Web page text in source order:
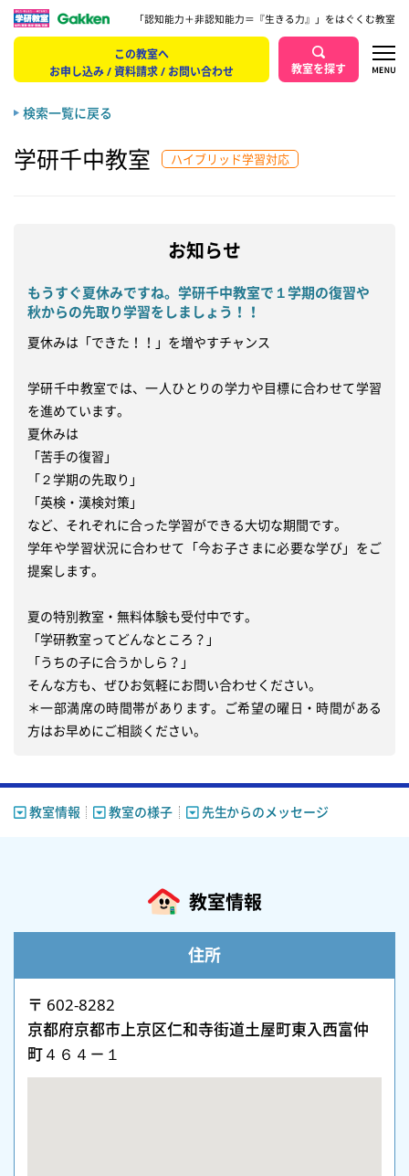
「認知能力＋非認知能力＝『生きる力』」をはぐくむ教室
この教室へ
お申し込み / 資料請求 / お問い合わせ
教室を探す
検索一覧に戻る
学研千中教室 ハイブリッド学習対応
お知らせ
もうすぐ夏休みですね。学研千中教室で１学期の復習や
秋からの先取り学習をしましょう！！
夏休みは「できた！！」を増やすチャンス
学研千中教室では、一人ひとりの学力や目標に合わせて学習
を進めています。
夏休みは
「苦手の復習」
「２学期の先取り」
「英検・漢検対策」
など、それぞれに合った学習ができる大切な期間です。
学年や学習状況に合わせて「今お子さまに必要な学び」をご
提案します。
夏の特別教室・無料体験も受付中です。
「学研教室ってどんなところ？」
「うちの子に合うかしら？」
そんな方も、ぜひお気軽にお問い合わせください。
＊一部満席の時間帯があります。ご希望の曜日・時間がある
方はお早めにご相談ください。
教室情報 教室の様子 先生からのメッセージ
教室情報
住所
〒 602-8282
京都府京都市上京区仁和寺街道土屋町東入西富仲
町４６４－１